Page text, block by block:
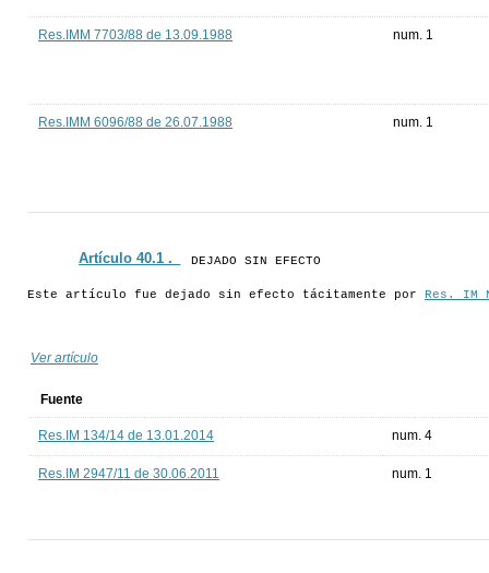
Res.IMM 7703/88 de 13.09.1988 num. 1
Res.IMM 6096/88 de 26.07.1988 num. 1
Artículo 40.1 ._ DEJADO SIN EFECTO
Este artículo fue dejado sin efecto tácitamente por Res. IM
Ver artículo
Fuente
Res.IM 134/14 de 13.01.2014 num. 4
Res.IM 2947/11 de 30.06.2011 num. 1